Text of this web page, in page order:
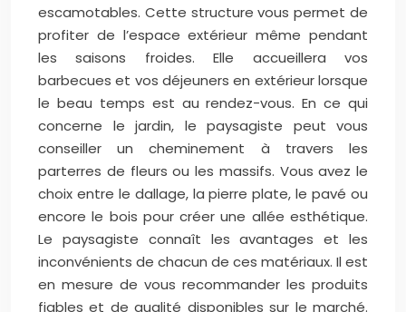
escamotables. Cette structure vous permet de
profiter de l’espace extérieur même pendant
les saisons froides. Elle accueillera vos
barbecues et vos déjeuners en extérieur lorsque
le beau temps est au rendez-vous. En ce qui
concerne le jardin, le paysagiste peut vous
conseiller un cheminement à travers les
parterres de fleurs ou les massifs. Vous avez le
choix entre le dallage, la pierre plate, le pavé ou
encore le bois pour créer une allée esthétique.
Le paysagiste connaît les avantages et les
inconvénients de chacun de ces matériaux. Il est
en mesure de vous recommander les produits
fiables et de qualité disponibles sur le marché.